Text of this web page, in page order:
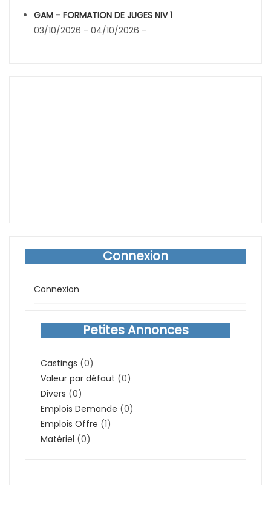
GAM - FORMATION DE JUGES NIV 1
03/10/2026 - 04/10/2026 -
Connexion
Connexion
Petites Annonces
Castings (0)
Valeur par défaut (0)
Divers (0)
Emplois Demande (0)
Emplois Offre (1)
Matériel (0)